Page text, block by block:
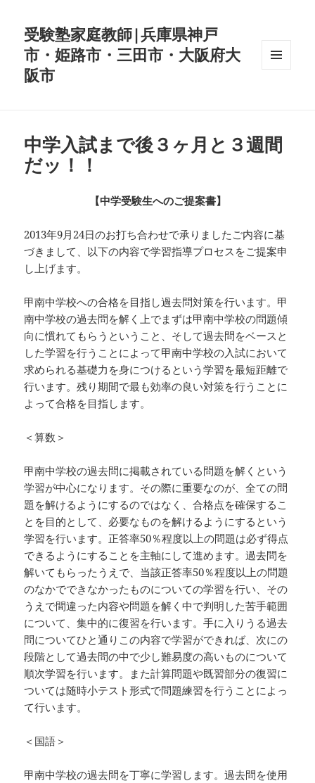
受験塾家庭教師|兵庫県神戸
市・姫路市・三田市・大阪府大
阪市
中学入試まで後３ヶ月と３週間
だッ！！
【中学受験生へのご提案書】
2013年9月24日のお打ち合わせで承りましたご内容に基
づきまして、以下の内容で学習指導プロセスをご提案申
し上げます。
甲南中学校への合格を目指し過去問対策を行います。甲
南中学校の過去問を解く上でまずは甲南中学校の問題傾
向に慣れてもらうということ、そして過去問をベースと
した学習を行うことによって甲南中学校の入試において
求められる基礎力を身につけるという学習を最短距離で
行います。残り期間で最も効率の良い対策を行うことに
よって合格を目指します。
＜算数＞
甲南中学校の過去問に掲載されている問題を解くという
学習が中心になります。その際に重要なのが、全ての問
題を解けるようにするのではなく、合格点を確保するこ
とを目的として、必要なものを解けるようにするという
学習を行います。正答率50％程度以上の問題は必ず得点
できるようにすることを主軸にして進めます。過去問を
解いてもらったうえで、当該正答率50％程度以上の問題
のなかでできなかったものについての学習を行い、その
うえで間違った内容や問題を解く中で判明した苦手範囲
について、集中的に復習を行います。手に入りうる過去
問についてひと通りこの内容で学習ができれば、次にの
段階として過去問の中で少し難易度の高いものについて
順次学習を行います。また計算問題や既習部分の復習に
ついては随時小テスト形式で問題練習を行うことによっ
て行います。
＜国語＞
甲南中学校の過去問を丁寧に学習します。過去問を使用